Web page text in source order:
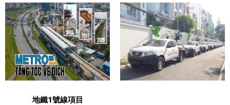
地鐵1號線項目